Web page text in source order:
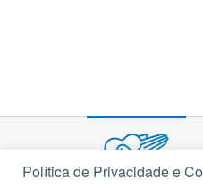
Política de Privacidade e